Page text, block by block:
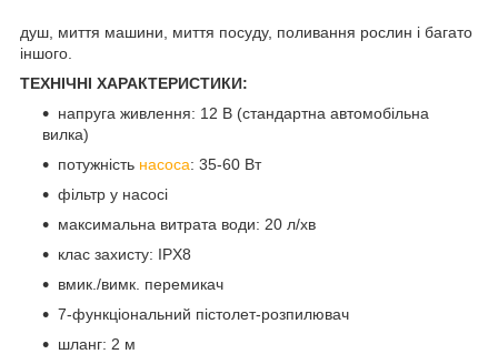
душ, миття машини, миття посуду, поливання рослин і багато
іншого.
ТЕХНІЧНІ ХАРАКТЕРИСТИКИ:
напруга живлення: 12 В (стандартна автомобільна
вилка)
потужність насоса: 35-60 Вт
фільтр у насосі
максимальна витрата води: 20 л/хв
клас захисту: IPX8
вмик./вимк. перемикач
7-функціональний пістолет-розпилювач
шланг: 2 м